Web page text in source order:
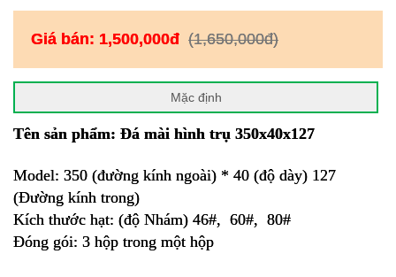
Giá bán: 1,500,000đ (1,650,000đ)
Mặc định
Tên sản phẩm: Đá mài hình trụ 350x40x127
Model: 350 (đường kính ngoài) * 40 (độ dày) 127
(Đường kính trong)
Kích thước hạt: (độ Nhám) 46#, 60#, 80#
Đóng gói: 3 hộp trong một hộp